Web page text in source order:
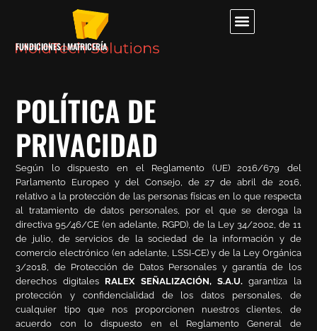
FUNDICIONES | MATRICERÍA
POLÍTICA DE
PRIVACIDAD
Según lo dispuesto en el Reglamento (UE) 2016/679 del
Parlamento Europeo y del Consejo, de 27 de abril de 2016,
relativo a la protección de las personas físicas en lo que respecta
al tratamiento de datos personales, por el que se deroga la
directiva 95/46/CE (en adelante, RGPD), de la Ley 34/2002, de 11
de julio, de servicios de la sociedad de la información y de
comercio electrónico (en adelante, LSSI-CE)y de la Ley Orgánica
3/2018, de Protección de Datos Personales y garantía de los
derechos digitales
RALEX SEÑALIZACIÓN, S.A.U.garantiza la
protección y confidencialidad de los datos personales, de
cualquier tipo que nos proporcionen nuestros clientes, de
acuerdo con lo dispuesto en el Reglamento General de